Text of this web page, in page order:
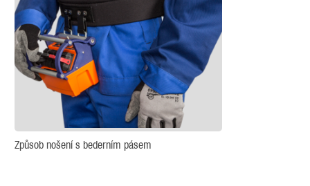
Způsob nošení s bederním pásem